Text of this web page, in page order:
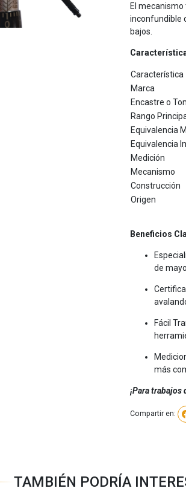
El
inconfundible
bajos.
Característica
Marca
Encastre o
Rango
Equivalencia
Equivalencia
Medición
Mecanismo
Construcción
Origen
Beneficios
de
Fácil
más
¡Para
Compartir en:
TAMBIÉN PODRÍA